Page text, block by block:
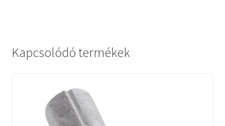
Kapcsolódó termékek